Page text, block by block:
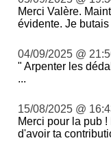
Merci Valère.
évidente. Je butais
04/09/2025 @
" Arpenter les
...
15/08/2025 @
Merci pour la pub
d'avoir ta